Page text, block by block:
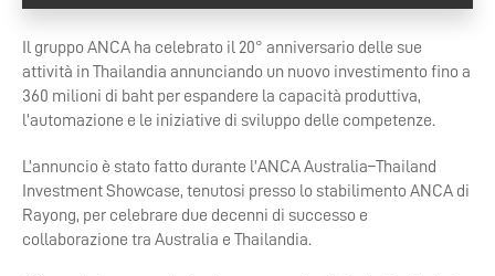
Il gruppo ANCA ha celebrato il 20° anniversario delle sue
attività in Thailandia annunciando un nuovo investimento fino a
360 milioni di baht per espandere la capacità produttiva,
l’automazione e le iniziative di sviluppo delle competenze.
L’annuncio è stato fatto durante l’ANCA Australia–Thailand
Investment Showcase, tenutosi presso lo stabilimento ANCA di
Rayong, per celebrare due decenni di successo e
collaborazione tra Australia e Thailandia.